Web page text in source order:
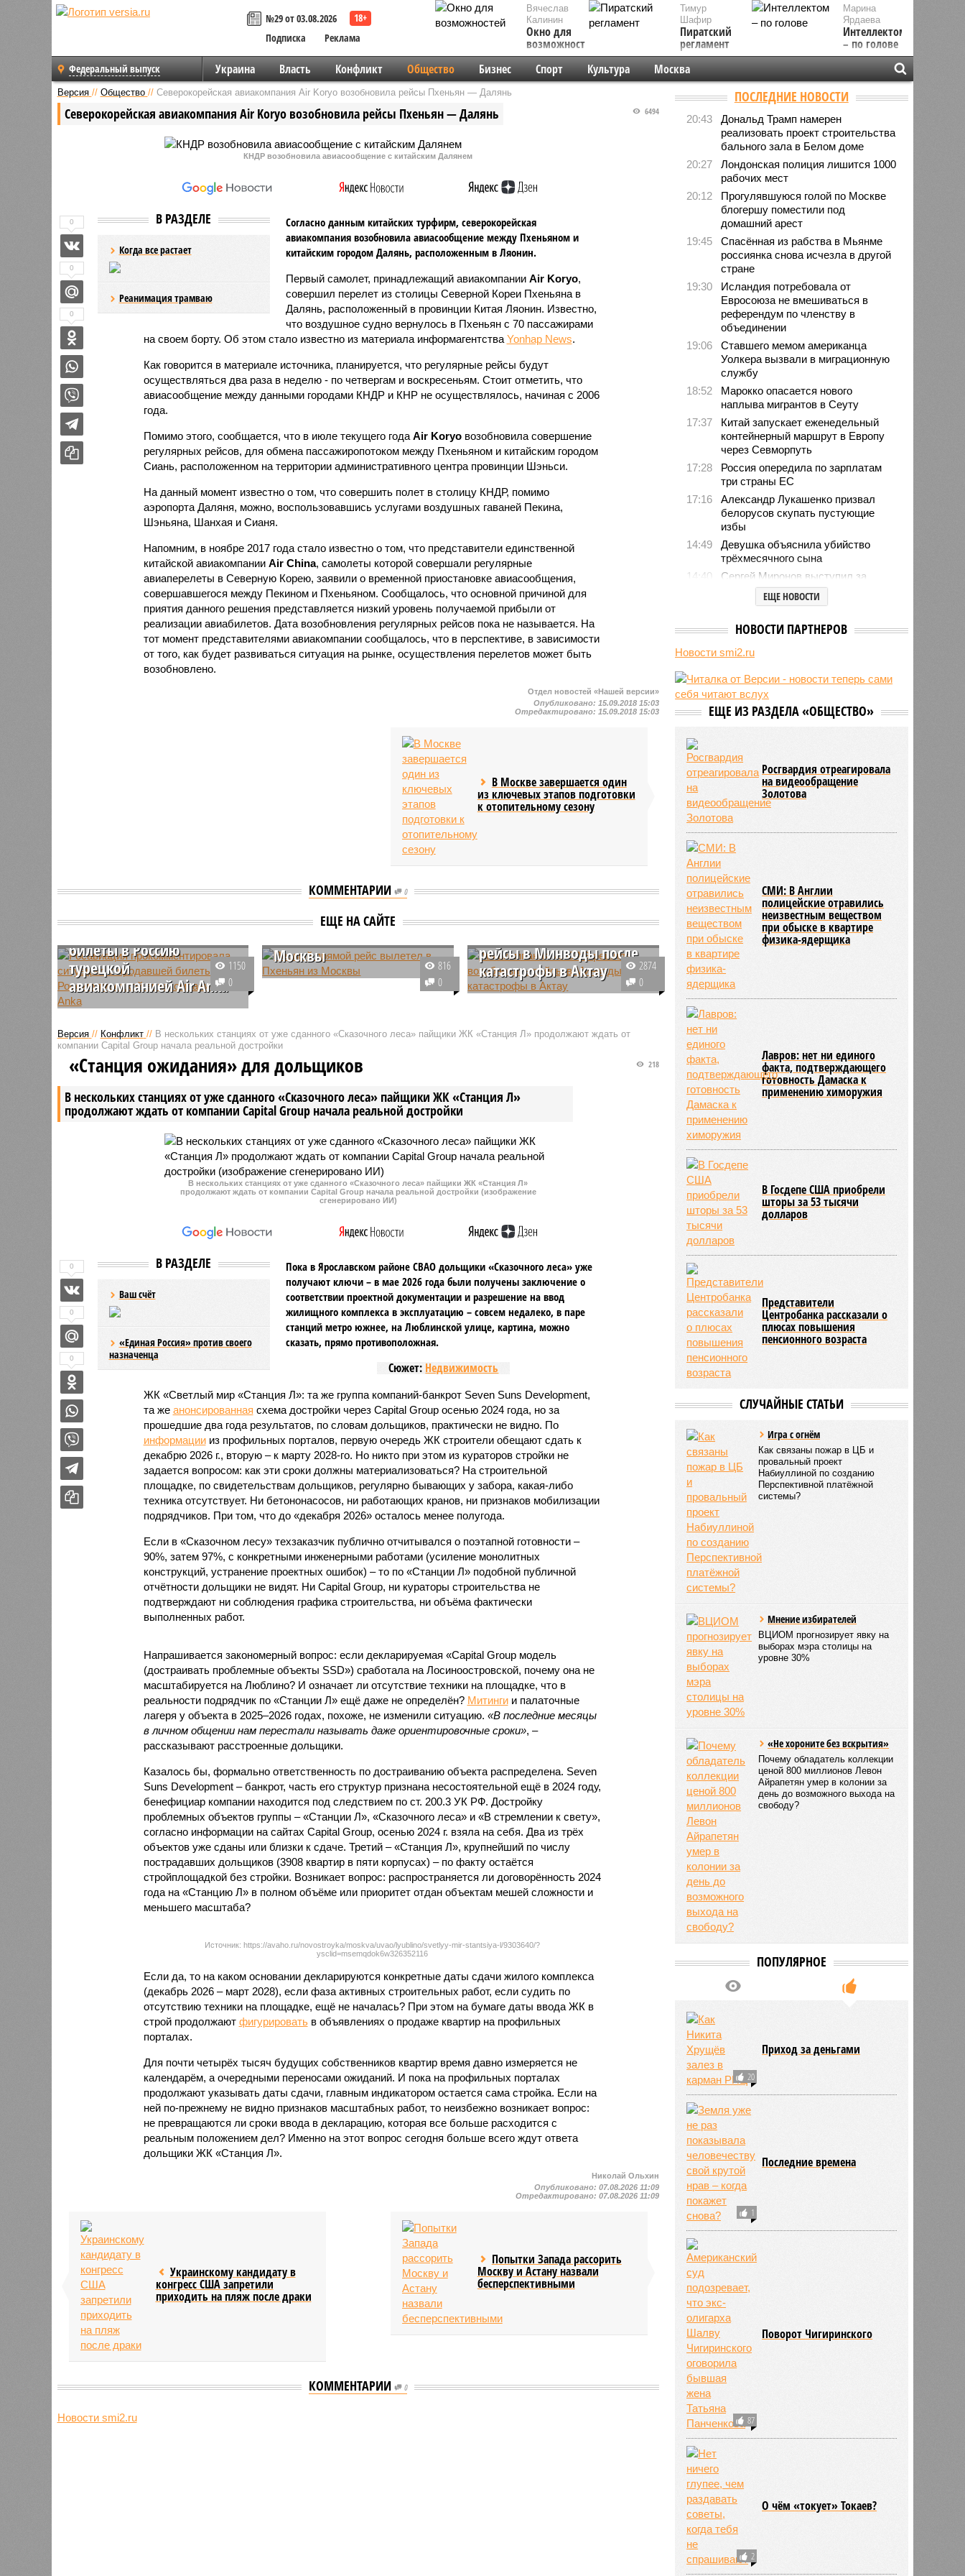
№29 от 03.08.2026
Подписка
Реклама
Вячеслав
Калинин
Окно для
возможностей
Марина
Ярдаева
Интеллектом
– по голове
Тимур
Шафир
Пиратский
регламент
Федеральный выпуск Украина Власть Конфликт Общество Бизнес Спорт Культура Москва
Версия // Общество // Северокорейская авиакомпания Air Koryo возобновила рейсы Пхеньян — Далянь
Северокорейская авиакомпания Air Koryo возобновила рейсы Пхеньян — Далянь 6494
КНДР возобновила авиасообщение с китайским Далянем‍
В РАЗДЕЛЕ
Когда все растает
Реанимация трамваю
Согласно данным китайских турфирм, северокорейская
авиакомпания возобновила авиасообщение между Пхеньяном и
китайским городом Далянь, расположенным в Ляонин.
Первый самолет, принадлежащий авиакомпании Air Koryo,
совершил перелет из столицы Северной Кореи Пхеньяна в
Далянь, расположенный в провинции Китая Ляонин. Известно,
что воздушное судно вернулось в Пхеньян с 70 пассажирами
на своем борту. Об этом стало известно из материала информагентства Yonhap News.
Как говорится в материале источника, планируется, что регулярные рейсы будут
осуществляться два раза в неделю - по четвергам и воскресеньям. Стоит отметить, что
авиасообщение между данными городами КНДР и КНР не осуществлялось, начиная с 2006
года.
Помимо этого, сообщается, что в июле текущего года Air Koryoвозобновила совершение
регулярных рейсов, для обмена пассажиропотоком между Пхеньяном и китайским городом
Сиань, расположенном на территории административного центра провинции Шэньси.
На данный момент известно о том, что совершить полет в столицу КНДР, помимо
аэропорта Даляня, можно, воспользовавшись услугами воздушных гаваней Пекина,
Шэньяна, Шанхая и Сианя.
Напомним, в ноябре 2017 года стало известно о том, что представители единственной
китайской авиакомпании Air China, самолеты которой совершали регулярные
авиаперелеты в Северную Корею, заявили о временной приостановке авиасообщения,
совершавшегося между Пекином и Пхеньяном. Сообщалось, что основной причиной для
приятия данного решения представляется низкий уровень получаемой прибыли от
реализации авиабилетов. Дата возобновления регулярных рейсов пока не называется. На
тот момент представителями авиакомпании сообщалось, что в перспективе, в зависимости
от того, как будет развиваться ситуация на рынке, осуществления перелетов может быть
возобновлено.
0
0
0
Отдел новостей «Нашей версии»
Опубликовано: 15.09.2018 15:03
Отредактировано: 15.09.2018 15:03
В Москве завершается один
из ключевых этапов подготовки
к отопительному сезону
КОММЕНТАРИИ 0
ЕЩЕ НА САЙТЕ
Росавиация
ситуацию с продавшей
билеты в Россию
турецкой
авиакомпанией Air Anka
Летнее расписание полетов
заранее согласованное и
утвержденное, не
предусматривало выполнение
Air Anka.
1150
0
Первый прямой рейс
Москвы
Авиакомпания Nordwind Airlines
Шереметьево в столицу КНДР
стоимость билетов начинается
816
0
Авиакомпания из ОАЭ
рейсы в Минводы после
катастрофы в Актау
Госавиакомпания Объединенных
ранее отмененные рейсы из
2874
0
Версия // Конфликт // В нескольких станциях от уже сданного «Сказочного леса» пайщики ЖК «Станция Л» продолжают ждать от
компании Capital Group начала реальной достройки
В нескольких станциях от уже сданного «Сказочного леса» пайщики ЖК «Станция Л»
продолжают ждать от компании Capital Group начала реальной достройки
218
«Станция ожидания» для дольщиков
В нескольких станциях от уже сданного «Сказочного леса» пайщики ЖК «Станция Л»
продолжают ждать от компании Capital Group начала реальной достройки (изображение
сгенерировано ИИ)
В РАЗДЕЛЕ
Ваш счёт
«Единая Россия» против своего
назначенца
Пока в Ярославском районе СВАО дольщики «Сказочного леса» уже
получают ключи – в мае 2026 года были получены заключение о
соответствии проектной документации и разрешение на ввод
жилищного комплекса в эксплуатацию – совсем недалеко, в паре
станций метро южнее, на Люблинской улице, картина, можно
сказать, прямо противоположная.
Сюжет: Недвижимость
ЖК «Светлый мир «Станция Л»: та же группа компаний-банкрот Seven Suns Development,
та же анонсированная схема достройки через Capital Group осенью 2024 года, но за
прошедшие два года результатов, по словам дольщиков, практически не видно. По
информациииз профильных порталов, первую очередь ЖК строители обещают сдать к
декабрю 2026 г., вторую – к марту 2028-го. Но никто при этом из кураторов стройки не
задается вопросом: как эти сроки должны материализоваться? На строительной
площадке, по свидетельствам дольщиков, регулярно бывающих у забора, какая-либо
техника отсутствует. Ни бетононасосов, ни работающих кранов, ни признаков мобилизации
подрядчиков. При том, что до «декабря 2026» осталось менее полугода.
Если в «Сказочном лесу» техзаказчик публично отчитывался о поэтапной готовности –
90%, затем 97%, с конкретными инженерными работами (усиление монолитных
конструкций, устранение проектных ошибок) – то по «Станции Л» подобной публичной
отчётности дольщики не видят. Ни Capital Group, ни кураторы строительства не
подтверждают ни соблюдения графика строительства, ни объёма фактически
выполненных работ.
Напрашивается закономерный вопрос: если декларируемая «Capital Group модель
(достраивать проблемные объекты SSD») сработала на Лосиноостровской, почему она не
масштабируется на Люблино? И означает ли отсутствие техники на площадке, что в
реальности подрядчик по «Станции Л» ещё даже не определён? Митингии палаточные
лагеря у объекта в 2025–2026 годах, похоже, не изменили ситуацию. «В последние месяцы
в личном общении нам перестали называть даже ориентировочные сроки», –
рассказывают расстроенные дольщики.
Казалось бы, формально ответственность по достраиванию объекта распределена. Seven
Suns Development – банкрот, часть его структур признана несостоятельной ещё в 2024 году,
бенефициар компании находится под следствием по ст. 200.3 УК РФ. Достройку
проблемных объектов группы – «Станции Л», «Сказочного леса» и «В стремлении к свету»,
согласно информации на сайтах Capital Group, осенью 2024 г. взяла на себя. Два из трёх
объектов уже сданы или близки к сдаче. Третий – «Станция Л», крупнейший по числу
пострадавших дольщиков (3908 квартир в пяти корпусах) – по факту остаётся
стройплощадкой без стройки. Возникает вопрос: распространяется ли договорённость 2024
года на «Станцию Л» в полном объёме или приоритет отдан объектам мешей сложности и
меньшего масштаба?
Источник: https://avaho.ru/novostroyka/moskva/uvao/lyublino/svetlyy-mir-stantsiya-l/9303640/?
ysclid=msemqdok6w326352116
Если да, то на каком основании декларируются конкретные даты сдачи жилого комплекса
(декабрь 2026 – март 2028), если фаза активных строительных работ, если судить по
отсутствию техники на площадке, ещё не началась? При этом на бумаге даты ввода ЖК в
строй продолжают фигурироватьв объявлениях о продаже квартир на профильных
порталах.
Для почти четырёх тысяч будущих собственников квартир время давно измеряется не
календарём, а очередными переносами ожиданий. И пока на профильных порталах
продолжают указывать даты сдачи, главным индикатором остается сама стройка. Если на
ней по-прежнему не видно признаков масштабных работ, то неизбежно возникает вопрос:
не превращаются ли сроки ввода в декларацию, которая все больше расходится с
реальным положением дел? Именно на этот вопрос сегодня больше всего ждут ответа
дольщики ЖК «Станция Л».
0
0
0
Николай Ольхин
Опубликовано:07.08.2026 11:09
Отредактировано:07.08.2026 11:09
Украинскому кандидату в
конгресс США запретили
приходить на пляж после драки
Попытки Запада рассорить
Москву и Астану назвали
бесперспективными
КОММЕНТАРИИ 0
Новости smi2.ru
ПОСЛЕДНИЕ НОВОСТИ
20:43
Дональд Трамп намерен
реализовать проект строительства
бального зала в Белом доме
20:27
Лондонская полиция лишится 1000
рабочих мест
20:12
Прогулявшуюся голой по Москве
блогершу поместили под
домашний арест
19:45
Спасённая из рабства в Мьянме
россиянка снова исчезла в другой
стране
19:30
Исландия потребовала от
Евросоюза не вмешиваться в
референдум по членству в
объединении
19:06
Ставшего мемом американца
Уолкера вызвали в миграционную
службу
18:52
Марокко опасается нового
наплыва мигрантов в Сеуту
17:37
Китай запускает еженедельный
контейнерный маршрут в Европу
через Севморпуть
17:28
Россия опередила по зарплатам
три страны ЕС
17:16
Александр Лукашенко призвал
белорусов скупать пустующие
избы
14:49
Девушка объяснила убийство
трёхмесячного сына
14:40
Сергей Миронов выступил за
увеличение пенсий детям,
потерявшим родителей
приграничные болота против
России
перевозки групп детей автобусами
13:04
В России с начала 2026 года
существенно вырос объём выдачи
ЕЩЕ НОВОСТИ
НОВОСТИ ПАРТНЕРОВ
Новости smi2.ru
ЕЩЕ ИЗ РАЗДЕЛА «ОБЩЕСТВО»
Росгвардия отреагировала
на видеообращение
Золотова
СМИ: В Англии
полицейские отравились
неизвестным веществом
при обыске в квартире
физика-ядерщика
Лавров: нет ни единого
факта, подтверждающего
готовность Дамаска к
применению химоружия
В Госдепе США приобрели
шторы за 53 тысячи
долларов
Представители
Центробанка рассказали о
плюсах повышения
пенсионного возраста
СЛУЧАЙНЫЕ СТАТЬИ
Игра с огнём
Как связаны пожар в ЦБ и
провальный проект
Набиуллиной по созданию
Перспективной платёжной
системы?
Мнение избирателей
ВЦИОМ прогнозирует явку на
выборах мэра столицы на
уровне 30%
«Не хороните без вскрытия»
Почему обладатель коллекции
ценой 800 миллионов Левон
Айрапетян умер в колонии за
день до возможного выхода на
свободу?
ПОПУЛЯРНОЕ
20
Приход за деньгами
1
Последние времена
87
Поворот Чигиринского
2
О чём «токует» Токаев?